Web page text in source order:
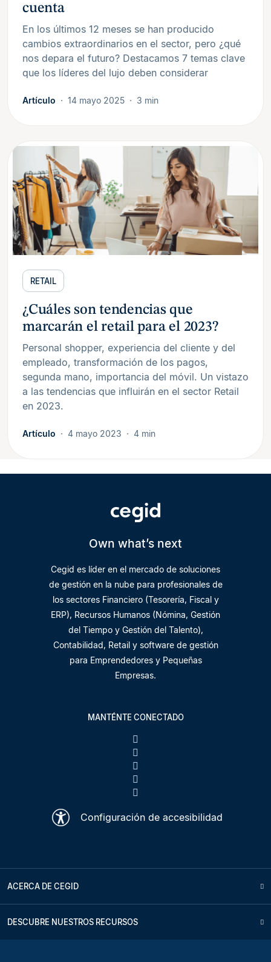
cuenta
En los últimos 12 meses se han producido
cambios extraordinarios en el sector, pero ¿qué
nos depara el futuro? Destacamos 7 temas clave
que los líderes del lujo deben considerar
Artículo 14 mayo 2025 3 min
RETAIL
¿Cuáles son tendencias que
marcarán el retail para el 2023?
Personal shopper, experiencia del cliente y del
empleado, transformación de los pagos,
segunda mano, importancia del móvil. Un vistazo
a las tendencias que influirán en el sector Retail
en 2023.
Artículo 4 mayo 2023 4 min
Own what’s next
Cegid es líder en el mercado de soluciones
de gestión en la nube para profesionales de
los sectores Financiero (Tesorería, Fiscal y
ERP), Recursos Humanos (Nómina, Gestión
del Tiempo y Gestión del Talento),
Contabilidad, Retail y software de gestión
para Emprendedores y Pequeñas
Empresas.
MANTÉNTE CONECTADO
Configuración de accesibilidad
ACERCA DE CEGID
DESCUBRE NUESTROS RECURSOS